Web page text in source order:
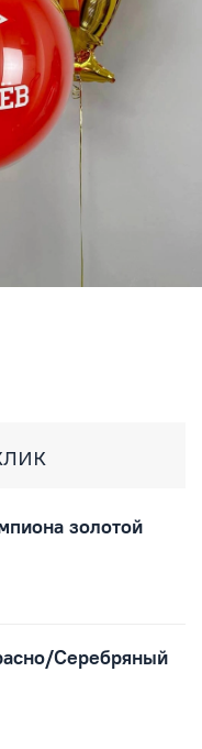
золотой
Серебряный